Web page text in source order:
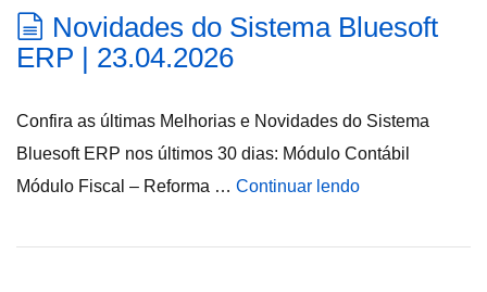
Novidades do Sistema Bluesoft
ERP | 23.04.2026
Confira as últimas Melhorias e Novidades do Sistema
Bluesoft ERP nos últimos 30 dias: Módulo Contábil
Módulo Fiscal – Reforma … Continuar lendo